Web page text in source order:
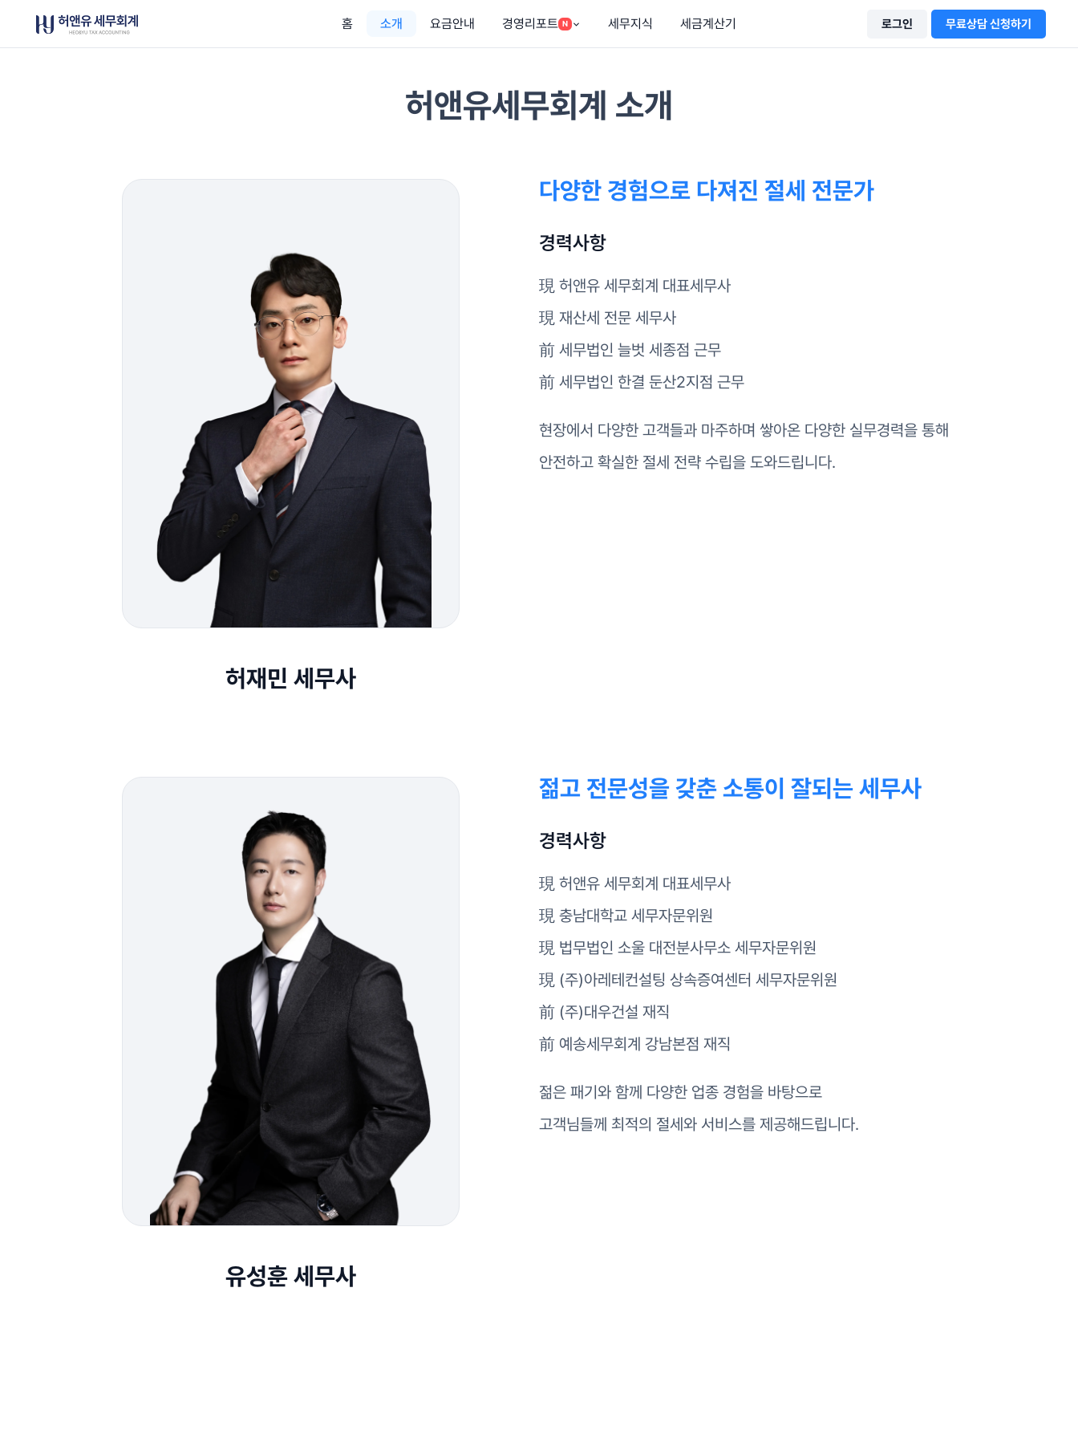
허앤유세무회계 홈 소개 요금안내 경영리포트 N 세무지식 세금계산기 로그인 무료상담 신청하기
허앤유세무회계 소개
허재민 세무사
다양한 경험으로 다져진 절세 전문가
경력사항
現 허앤유 세무회계 대표세무사
現 재산세 전문 세무사
前 세무법인 늘벗 세종점 근무
前 세무법인 한결 둔산2지점 근무
현장에서 다양한 고객들과 마주하며 쌓아온 다양한 실무경력을 통해
안전하고 확실한 절세 전략 수립을 도와드립니다.
유성훈 세무사
젊고 전문성을 갖춘 소통이 잘되는 세무사
경력사항
現 허앤유 세무회계 대표세무사
現 충남대학교 세무자문위원
現 법무법인 소울 대전분사무소 세무자문위원
現 (주)아레테컨설팅 상속증여센터 세무자문위원
前 (주)대우건설 재직
前 예송세무회계 강남본점 재직
젊은 패기와 함께 다양한 업종 경험을 바탕으로
고객님들께 최적의 절세와 서비스를 제공해드립니다.